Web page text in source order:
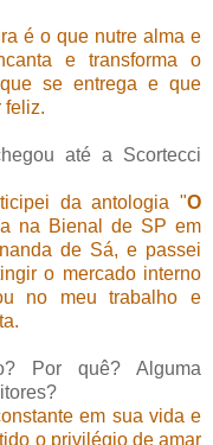
é o que nutre alma e
e transforma o
se entrega e que
feliz.
até a Scortecci
da antologia "O
na Bienal de SP em
de Sá, e passei
o mercado interno
no meu trabalho e
Por quê? Alguma
em sua vida e
o privilégio de amar